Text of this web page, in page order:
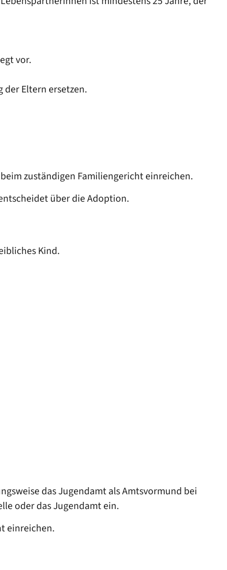
vor.
der Eltern ersetzen.
zuständigen Familiengericht einreichen.
det über die Adoption.
Kind.
das Jugendamt als Amtsvormund bei
oder das Jugendamt ein.
einreichen.